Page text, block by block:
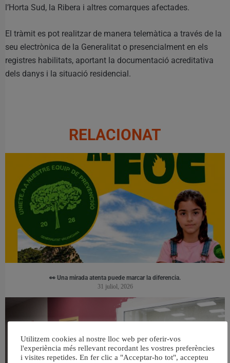
l’Horta Sud, la Ribera i altres comarques afectades.
El tràmit es pot realitzar de manera telemàtica a través de la
seu electrònica de la Generalitat o presencialment en els
registres habilitats, aportant la documentació acreditativa
dels danys i la situació residencial.
RELACIONAT
👀 Una mirada atenta puede marcar la diferencia.
31 juliol, 2026
Utilitzem cookies al nostre lloc web per oferir-vos
l'experiència més rellevant recordant les vostres preferències
i visites repetides. En fer clic a "Acceptar-ho tot", accepteu